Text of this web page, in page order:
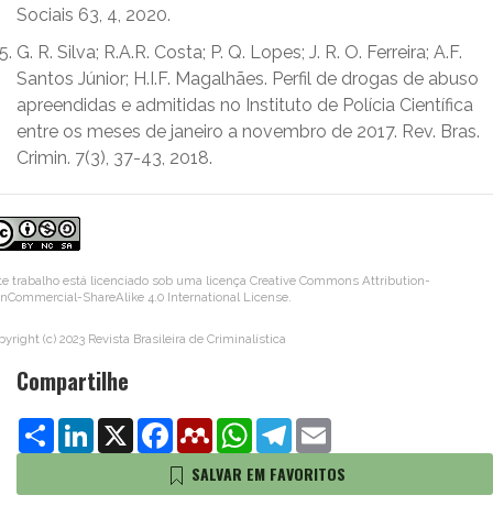
Sociais 63, 4, 2020.
G. R. Silva; R.A.R. Costa; P. Q. Lopes; J. R. O. Ferreira; A.F.
Santos Júnior; H.I.F. Magalhães. Perfil de drogas de abuso
apreendidas e admitidas no Instituto de Polícia Científica
entre os meses de janeiro a novembro de 2017. Rev. Bras.
Crimin. 7(3), 37-43, 2018.
trabalho está licenciado sob uma licença Creative Commons Attribution-
ShareAlike 4.0 International License.
(c) 2023 Revista Brasileira de Criminalística
Compartilhe
ShareLinkedIn
X FacebookMendeleyWhatsApp
Telegram
SALVAR EM FAVORITOS